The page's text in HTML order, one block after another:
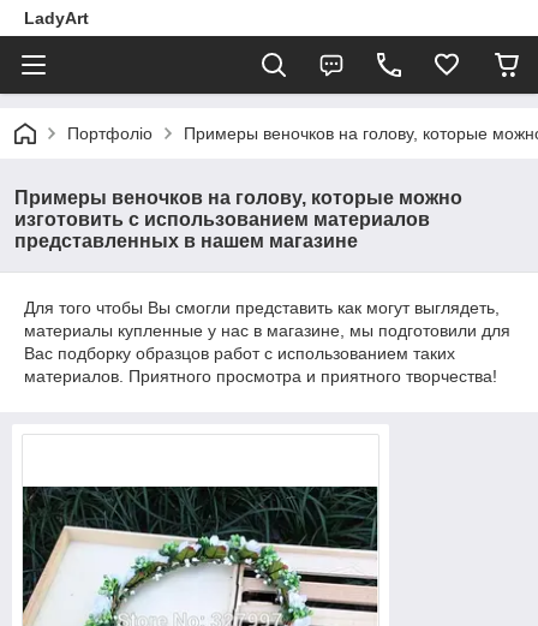
LadyArt
Портфоліо Примеры веночков на голову, которые
Примеры веночков на голову, которые можно
изготовить с использованием материалов
представленных в нашем магазине
Для того чтобы Вы смогли представить как могут выглядеть,
материалы купленные у нас в магазине, мы подготовили для
Вас подборку образцов работ с использованием таких
материалов. Приятного просмотра и приятного творчества!